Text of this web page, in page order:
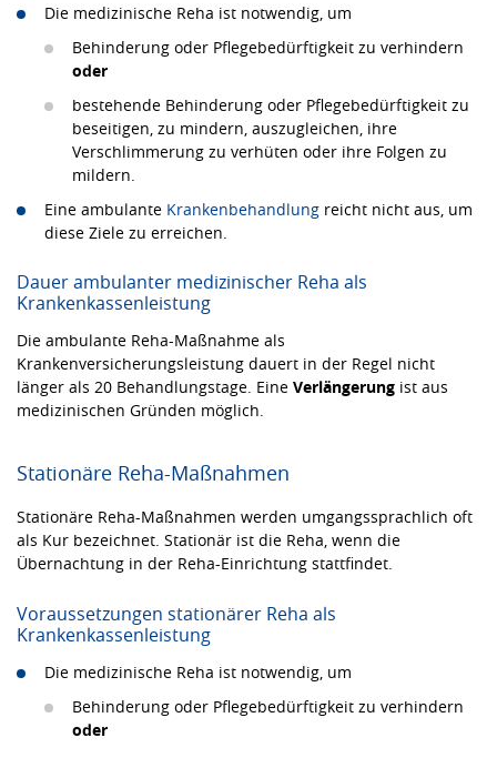
Die medizinische Reha ist notwendig, um
Behinderung oder Pflegebedürftigkeit zu verhindern
oder
bestehende Behinderung oder Pflegebedürftigkeit zu
beseitigen, zu mindern, auszugleichen, ihre
Verschlimmerung zu verhüten oder ihre Folgen zu
mildern.
Eine ambulante Krankenbehandlung reicht nicht aus, um
diese Ziele zu erreichen.
Dauer ambulanter medizinischer Reha als
Krankenkassenleistung
Die ambulante Reha-Maßnahme als
Krankenversicherungsleistung dauert in der Regel nicht
länger als 20 Behandlungstage. Eine Verlängerung ist aus
medizinischen Gründen möglich.
Stationäre Reha-Maßnahmen
Stationäre Reha-Maßnahmen werden umgangssprachlich oft
als Kur bezeichnet. Stationär ist die Reha, wenn die
Übernachtung in der Reha-Einrichtung stattfindet.
Voraussetzungen stationärer Reha als
Krankenkassenleistung
Die medizinische Reha ist notwendig, um
Behinderung oder Pflegebedürftigkeit zu verhindern
oder